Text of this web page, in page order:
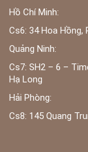
Hồ Chí Minh:
Cs6: 34 Hoa Hồng,
Quảng Ninh:
Cs7: SH2 – 6 –
Hạ Long
Hải Phòng:
Cs8: 145 Quang